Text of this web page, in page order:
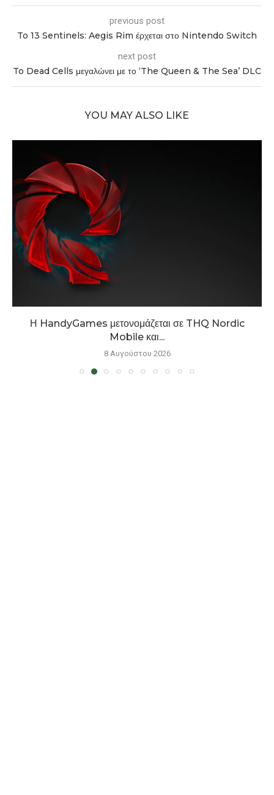
previous post
To 13 Sentinels: Aegis Rim έρχεται στο Nintendo Switch
next post
To Dead Cells μεγαλώνει με το ‘The Queen & The Sea’ DLC
YOU MAY ALSO LIKE
Η HandyGames μετονομάζεται σε THQ Nordic
Mobile και...
8 Αυγούστου 2026